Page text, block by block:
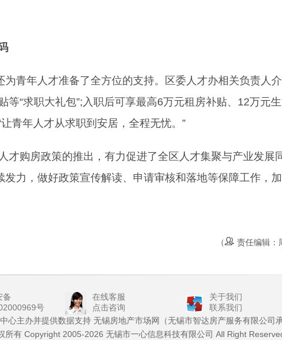
年人才准备了全方位的支持。区委人才办相关负责人介
等“求职大礼包”;入职后可享最高6万元租房补贴、12万元
青年人才从求职到安居，全程无忧。”
购房政策的推出，有力促进了全区人才集聚与产业发展
力，做好政策宣传解读、申请审核和落地等保障工作，
（ 责任编辑：
备
号
在线客服
点击咨询
关于我们
联系我们
心主办并提供数据支持 无锡房地产市场网（无锡市智达房产服务有限公司承
所有 Copyright 2005-2026 无锡市一心信息科技有限公司 All Right